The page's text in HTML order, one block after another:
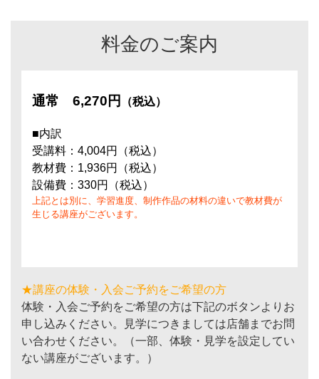
料金のご案内
通常 6,270円 （税込）
■内訳
受講料：4,004円（税込）
教材費：1,936円（税込）
設備費：330円（税込）
上記とは別に、学習進度、制作作品の材料の違いで教材費が
生じる講座がございます。
★講座の体験・入会ご予約をご希望の方
体験・入会ご予約をご希望の方は下記のボタンよりお
申し込みください。見学につきましては店舗までお問
い合わせください。（一部、体験・見学を設定してい
ない講座がございます。）